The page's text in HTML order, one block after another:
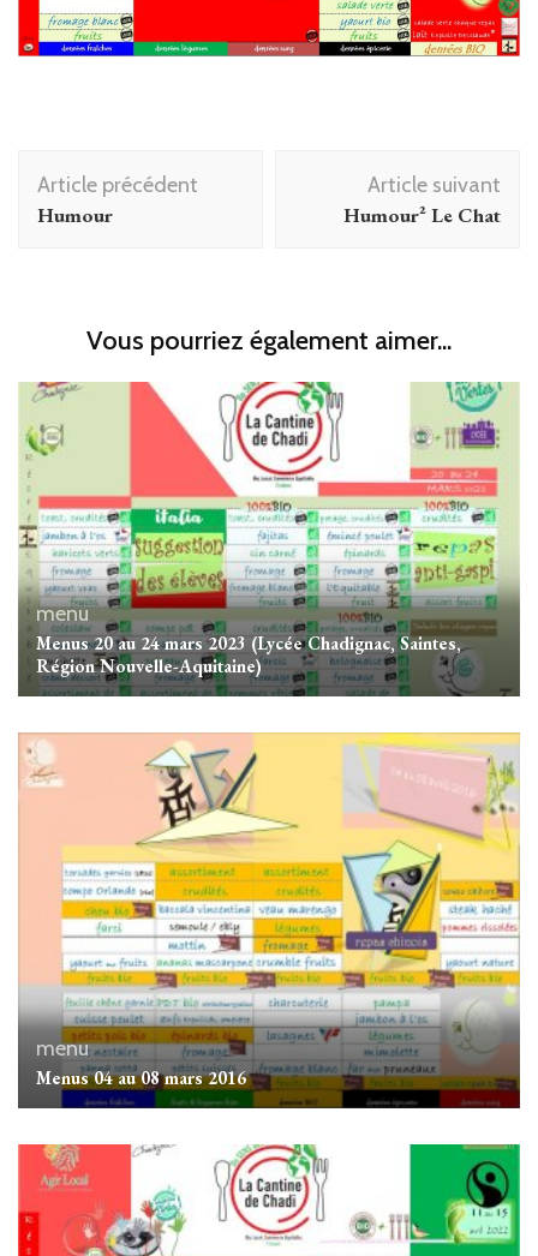
Navigation
d'article
Article précédent
Humour
Article suivant
Humour² Le Chat
Vous pourriez également aimer...
menu
Menus 20 au 24 mars 2023 (Lycée Chadignac, Saintes,
Région Nouvelle-Aquitaine)
menu
Menus 04 au 08 mars 2016